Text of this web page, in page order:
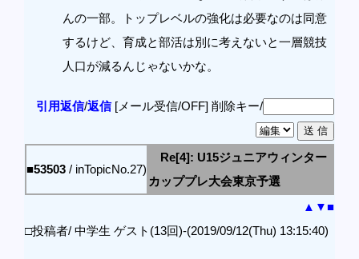
んの一部。トップレベルの強化は必要なのは同意
するけど、育成と部活は別に考えないと一層競技
人口が減るんじゃないかな。
引用返信/返信[メール受信/OFF] 削除キー/
■53503 / inTopicNo.27)
Re[4]: U15ジュニアウィンター
カッププレ大会東京予選
▲ ▼■
□投稿者/ 中学生 ゲスト(13回)-(2019/09/12(Thu) 13:15:40)